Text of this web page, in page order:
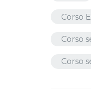
Corso
Corso
Corso